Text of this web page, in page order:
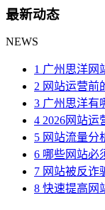
最新动态
NEWS
1 广州思洋网
2 网站运营前
3 广州思洋有
4 2026网站运
5 网站流量分
6 哪些网站必
7 网站被反诈
8 快速提高网